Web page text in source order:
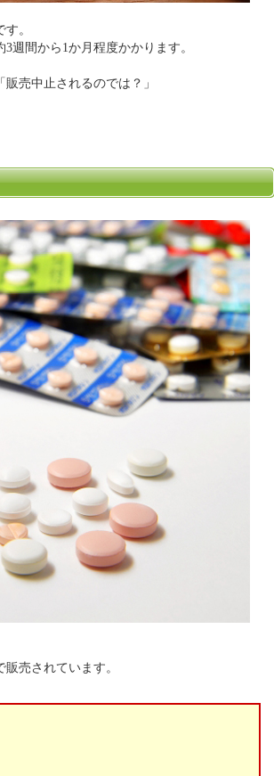
。
週間から1か月程度かかります。
売中止されるのでは？」
売されています。